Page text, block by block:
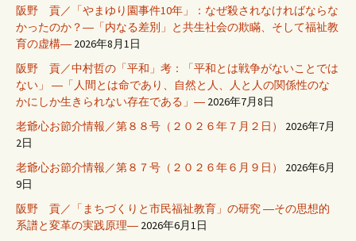
阪野 貢／「やまゆり園事件10年」：なぜ殺されなければならな
かったのか？―「内なる差別」と共生社会の欺瞞、そして福祉教
育の虚構― 2026年8月1日
阪野 貢／中村哲の「平和」考：「平和とは戦争がないことでは
ない」 ―「人間とは命であり、自然と人、人と人の関係性のな
かにしか生きられない存在である」― 2026年7月8日
老爺心お節介情報／第８８号（２０２６年７月２日）
2026年7月
2日
老爺心お節介情報／第８７号（２０２６年６月９日）
2026年6月
9日
阪野 貢／「まちづくりと市民福祉教育」の研究 ―その思想的
系譜と変革の実践原理― 2026年6月1日